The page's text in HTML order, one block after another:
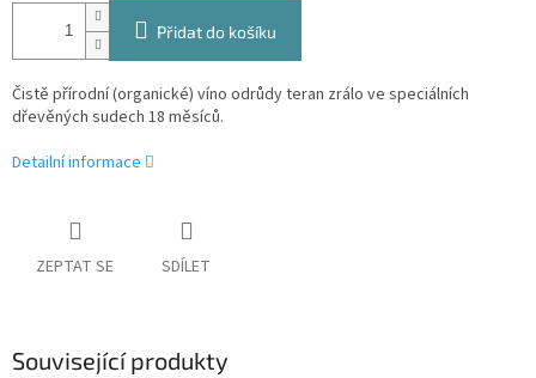
Přidat do košíku
Čistě přírodní (organické) víno odrůdy teran zrálo ve speciálních
dřevěných sudech 18 měsíců.
Detailní informace
ZEPTAT SE SDÍLET
Související produkty